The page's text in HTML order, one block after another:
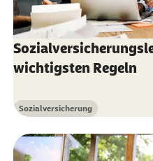
wichtigsten Regeln
Kategorie
Sozialversicherung